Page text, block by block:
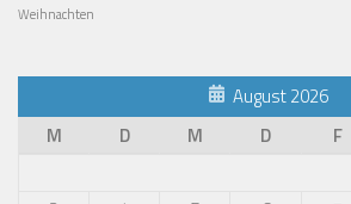
Weihnachten
August 2026
M
D M D F